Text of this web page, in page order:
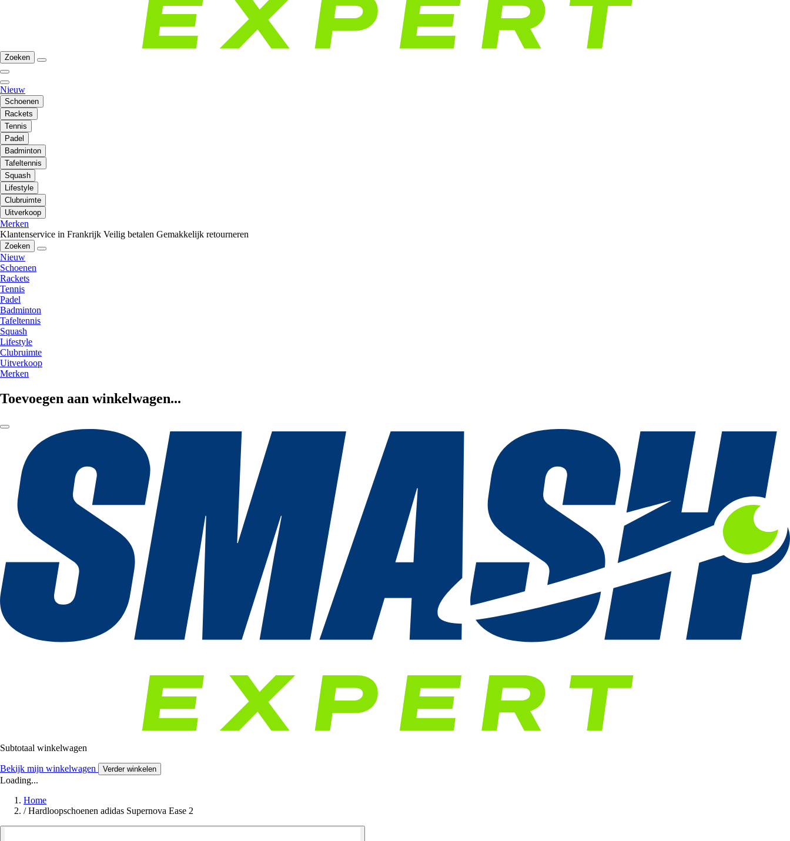
Zoeken
Nieuw
Schoenen
Rackets
Tennis
Padel
Badminton
Tafeltennis
Squash
Lifestyle
Clubruimte
Uitverkoop
Merken
Klantenservice in Frankrijk Veilig betalen Gemakkelijk retourneren
Zoeken
Nieuw
Schoenen
Rackets
Tennis
Padel
Badminton
Tafeltennis
Squash
Lifestyle
Clubruimte
Uitverkoop
Merken
Toevoegen aan winkelwagen...
Subtotaal winkelwagen
Bekijk mijn winkelwagen Verder winkelen
Loading...
Home
/ Hardloopschoenen adidas Supernova Ease 2